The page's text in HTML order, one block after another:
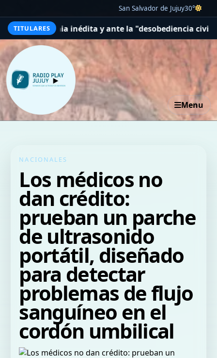
San Salvador de Jujuy30°
TITULARESy ante la "desobediencia civil" que lidera
Menu
NACIONALES
Los médicos no
dan crédito:
prueban un parche
de ultrasonido
portátil, diseñado
para detectar
problemas de flujo
sanguíneo en el
cordón umbilical